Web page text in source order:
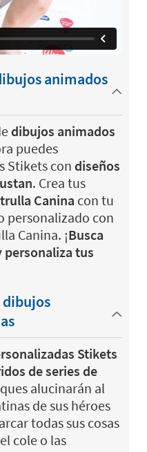
animados
dibujos animados
puedes
Stikets con diseños
. Crea tus
Canina con tu
personalizado con
Canina. ¡Busca
tus
dibujos
Stikets
de series de
alucinarán al
de sus héroes
todas sus cosas
cole o las